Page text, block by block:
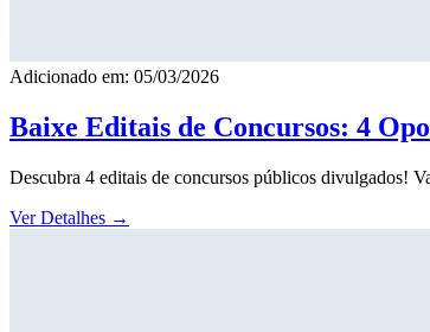
Adicionado em: 05/03/2026
Baixe Editais de Concursos: 4
Descubra 4 editais de concursos públicos divulgados!
Ver Detalhes →